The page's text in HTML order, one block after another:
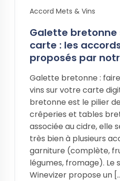
Accord Mets & Vins
Galette bretonne
carte : les
proposés par
Galette bretonne :
vins sur votre carte
bretonne est le pilier
crêperies et tables
associée au cidre, elle
très bien à plusieurs
garniture (complète,
légumes, fromage). Le
Winevizer propose un